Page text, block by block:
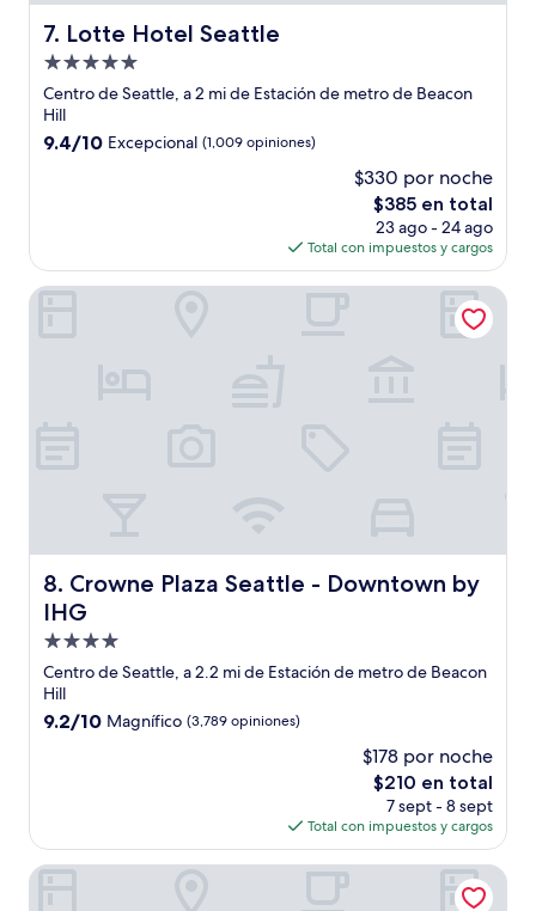
7. Lotte Hotel Seattle
Lotte Hotel Seattle
Propiedad
de
5.0
estrellas
Centro de Seattle, a 2 mi de Estación de metro de Beacon
Hill
9.4
9.4/10 Excepcional (1,009 opiniones)
$330 por noche
El
precio
actual
es
de
$385 en total
23 ago - 24 ago
Total con impuestos y cargos
8. Crowne Plaza Seattle - Downtown by
IHG
Crowne Plaza Seattle - Downtown by IHG
Propiedad
de
4.0
estrellas
Centro de Seattle, a 2.2 mi de Estación de metro de Beacon
Hill
9.2
9.2/10 Magnífico (3,789 opiniones)
$178 por noche
El
precio
actual
es
de
$210 en total
7 sept - 8 sept
Total con impuestos y cargos
Crowne Plaza Seattle - Downtown by IHG
Sweet Suites Capitol Hill